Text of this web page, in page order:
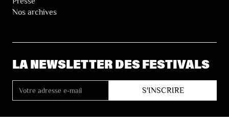
Nos archives
LA NEWSLETTER DES FESTIVALS